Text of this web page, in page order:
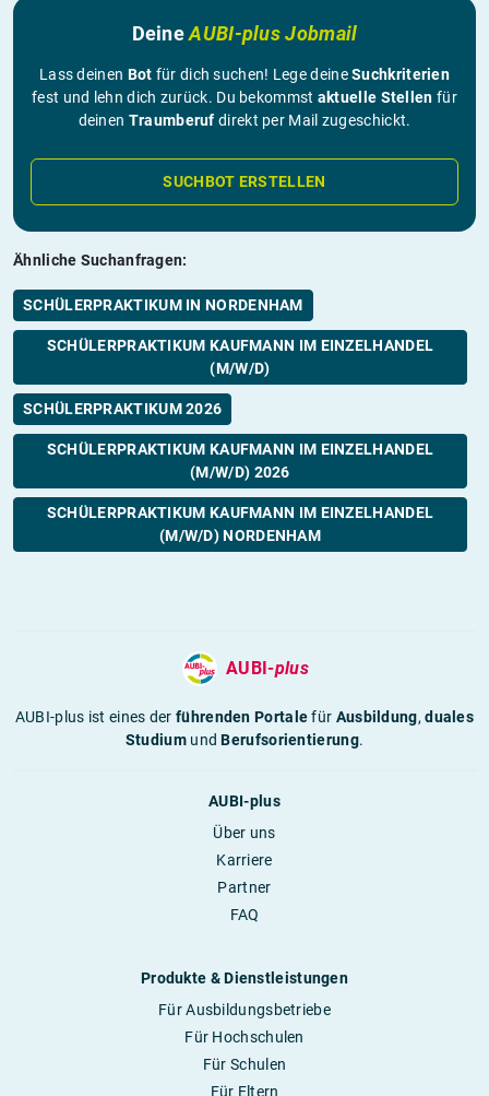
DeineAUBI-plus Jobmail
Lass deinen Bot für dich suchen! Lege deineSuchkriterien
fest und lehn dich zurück. Du bekommst aktuelle Stellen für
deinen Traumberuf direkt per Mail zugeschickt.
SUCHBOT ERSTELLEN
Ähnliche Suchanfragen:
SCHÜLERPRAKTIKUM IN NORDENHAM
SCHÜLERPRAKTIKUM KAUFMANN IM EINZELHANDEL
(M/W/D)
SCHÜLERPRAKTIKUM 2026
SCHÜLERPRAKTIKUM KAUFMANN IM EINZELHANDEL
(M/W/D) 2026
SCHÜLERPRAKTIKUM KAUFMANN IM EINZELHANDEL
(M/W/D) NORDENHAM
AUBI-plus
AUBI-plus ist eines derführenden Portalefür Ausbildung,duales
StudiumundBerufsorientierung.
AUBI-plus
Über uns
Karriere
Partner
FAQ
Produkte & Dienstleistungen
Für Ausbildungsbetriebe
Für Hochschulen
Für Schulen
Für Eltern